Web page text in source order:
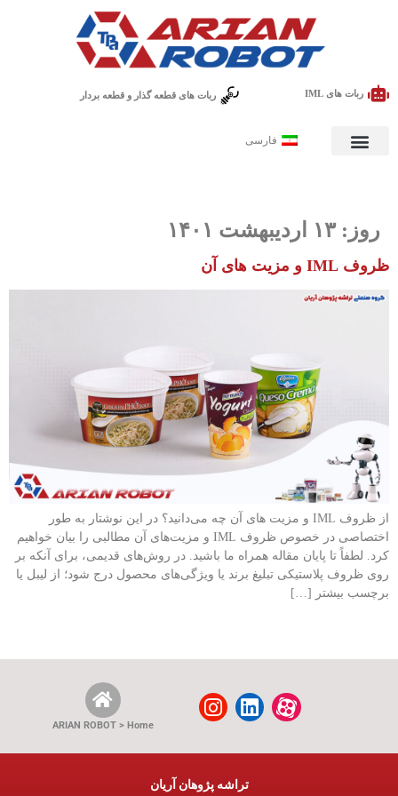
ربات های IML ربات های قطعه گذار و قطعه بردار
فارسی
روز:۱۳ اردیبهشت ۱۴۰۱
ظروف IML و مزیت های آن
از ظروف IML و مزیت های آن چه می‌دانید؟ در این نوشتار به طور
اختصاصی در خصوص ظروف IML و مزیت‌های آن مطالبی را بیان خواهیم
کرد. لطفاً تا پایان مقاله همراه ما باشید. در روش‌های قدیمی، برای آنکه بر
روی ظروف پلاستیکی تبلیغ برند یا ویژگی‌های محصول درج شود؛ از لیبل یا
برچسب بیشتر […]
ARIAN ROBOT > Home
تراشه پژوهان آریان